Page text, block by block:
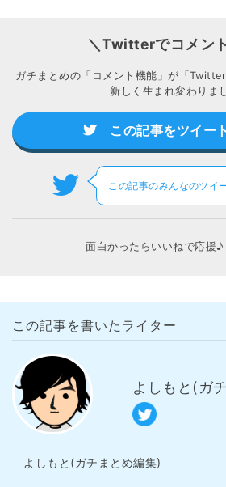
＼Twitterでコメン
ガチまとめの「コメント機能」が「
新しく生まれ変わりま
この記事をツイー
この記事のみんなのツイ
面白かったらいいねで応援♪
この記事を書いたライター
よしもと(ガ
よしもと(ガチまとめ編集)